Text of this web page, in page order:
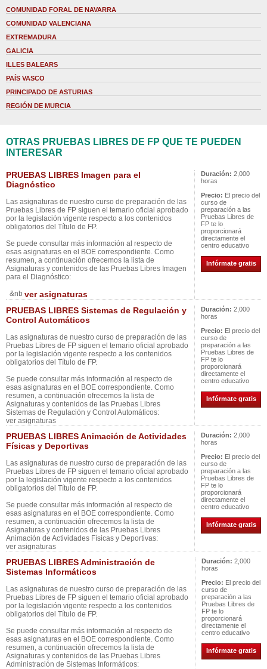
COMUNIDAD FORAL DE NAVARRA
COMUNIDAD VALENCIANA
EXTREMADURA
GALICIA
ILLES BALEARS
PAÍS VASCO
PRINCIPADO DE ASTURIAS
REGIÓN DE MURCIA
OTRAS PRUEBAS LIBRES DE FP QUE TE PUEDEN
INTERESAR
PRUEBAS LIBRES Imagen para el
Diagnóstico
Las asignaturas de nuestro curso de preparación de las
Pruebas Libres de FP siguen el temario oficial aprobado
por la legislación vigente respecto a los contenidos
obligatorios del Título de FP.
Se puede consultar más información al respecto de
esas asignaturas en el BOE correspondiente. Como
resumen, a continuación ofrecemos la lista de
Asignaturas y contenidos de las Pruebas Libres Imagen
para el Diagnóstico:
&nb ver asignaturas
Duración: 2,000
horas
Precio: El precio del
curso de
preparación a las
Pruebas Libres de
FP te lo
proporcionará
directamente el
centro educativo
Infórmate gratis
PRUEBAS LIBRES Sistemas de Regulación y
Control Automáticos
Las asignaturas de nuestro curso de preparación de las
Pruebas Libres de FP siguen el temario oficial aprobado
por la legislación vigente respecto a los contenidos
obligatorios del Título de FP.
Se puede consultar más información al respecto de
esas asignaturas en el BOE correspondiente. Como
resumen, a continuación ofrecemos la lista de
Asignaturas y contenidos de las Pruebas Libres
Sistemas de Regulación y Control Automáticos:
ver asignaturas
Duración: 2,000
horas
Precio: El precio del
curso de
preparación a las
Pruebas Libres de
FP te lo
proporcionará
directamente el
centro educativo
Infórmate gratis
PRUEBAS LIBRES Animación de Actividades
Físicas y Deportivas
Las asignaturas de nuestro curso de preparación de las
Pruebas Libres de FP siguen el temario oficial aprobado
por la legislación vigente respecto a los contenidos
obligatorios del Título de FP.
Se puede consultar más información al respecto de
esas asignaturas en el BOE correspondiente. Como
resumen, a continuación ofrecemos la lista de
Asignaturas y contenidos de las Pruebas Libres
Animación de Actividades Físicas y Deportivas:
ver asignaturas
Duración: 2,000
horas
Precio: El precio del
curso de
preparación a las
Pruebas Libres de
FP te lo
proporcionará
directamente el
centro educativo
Infórmate gratis
PRUEBAS LIBRES Administración de
Sistemas Informáticos
Las asignaturas de nuestro curso de preparación de las
Pruebas Libres de FP siguen el temario oficial aprobado
por la legislación vigente respecto a los contenidos
obligatorios del Título de FP.
Se puede consultar más información al respecto de
esas asignaturas en el BOE correspondiente. Como
resumen, a continuación ofrecemos la lista de
Asignaturas y contenidos de las Pruebas Libres
Administración de Sistemas Informáticos:
Duración: 2,000
horas
Precio: El precio del
curso de
preparación a las
Pruebas Libres de
FP te lo
proporcionará
directamente el
centro educativo
Infórmate gratis